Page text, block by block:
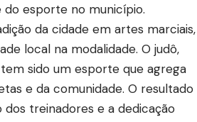
do esporte no município.
da cidade em artes marciais,
local na modalidade. O judô,
sido um esporte que agrega
e da comunidade. O resultado
treinadores e a dedicação